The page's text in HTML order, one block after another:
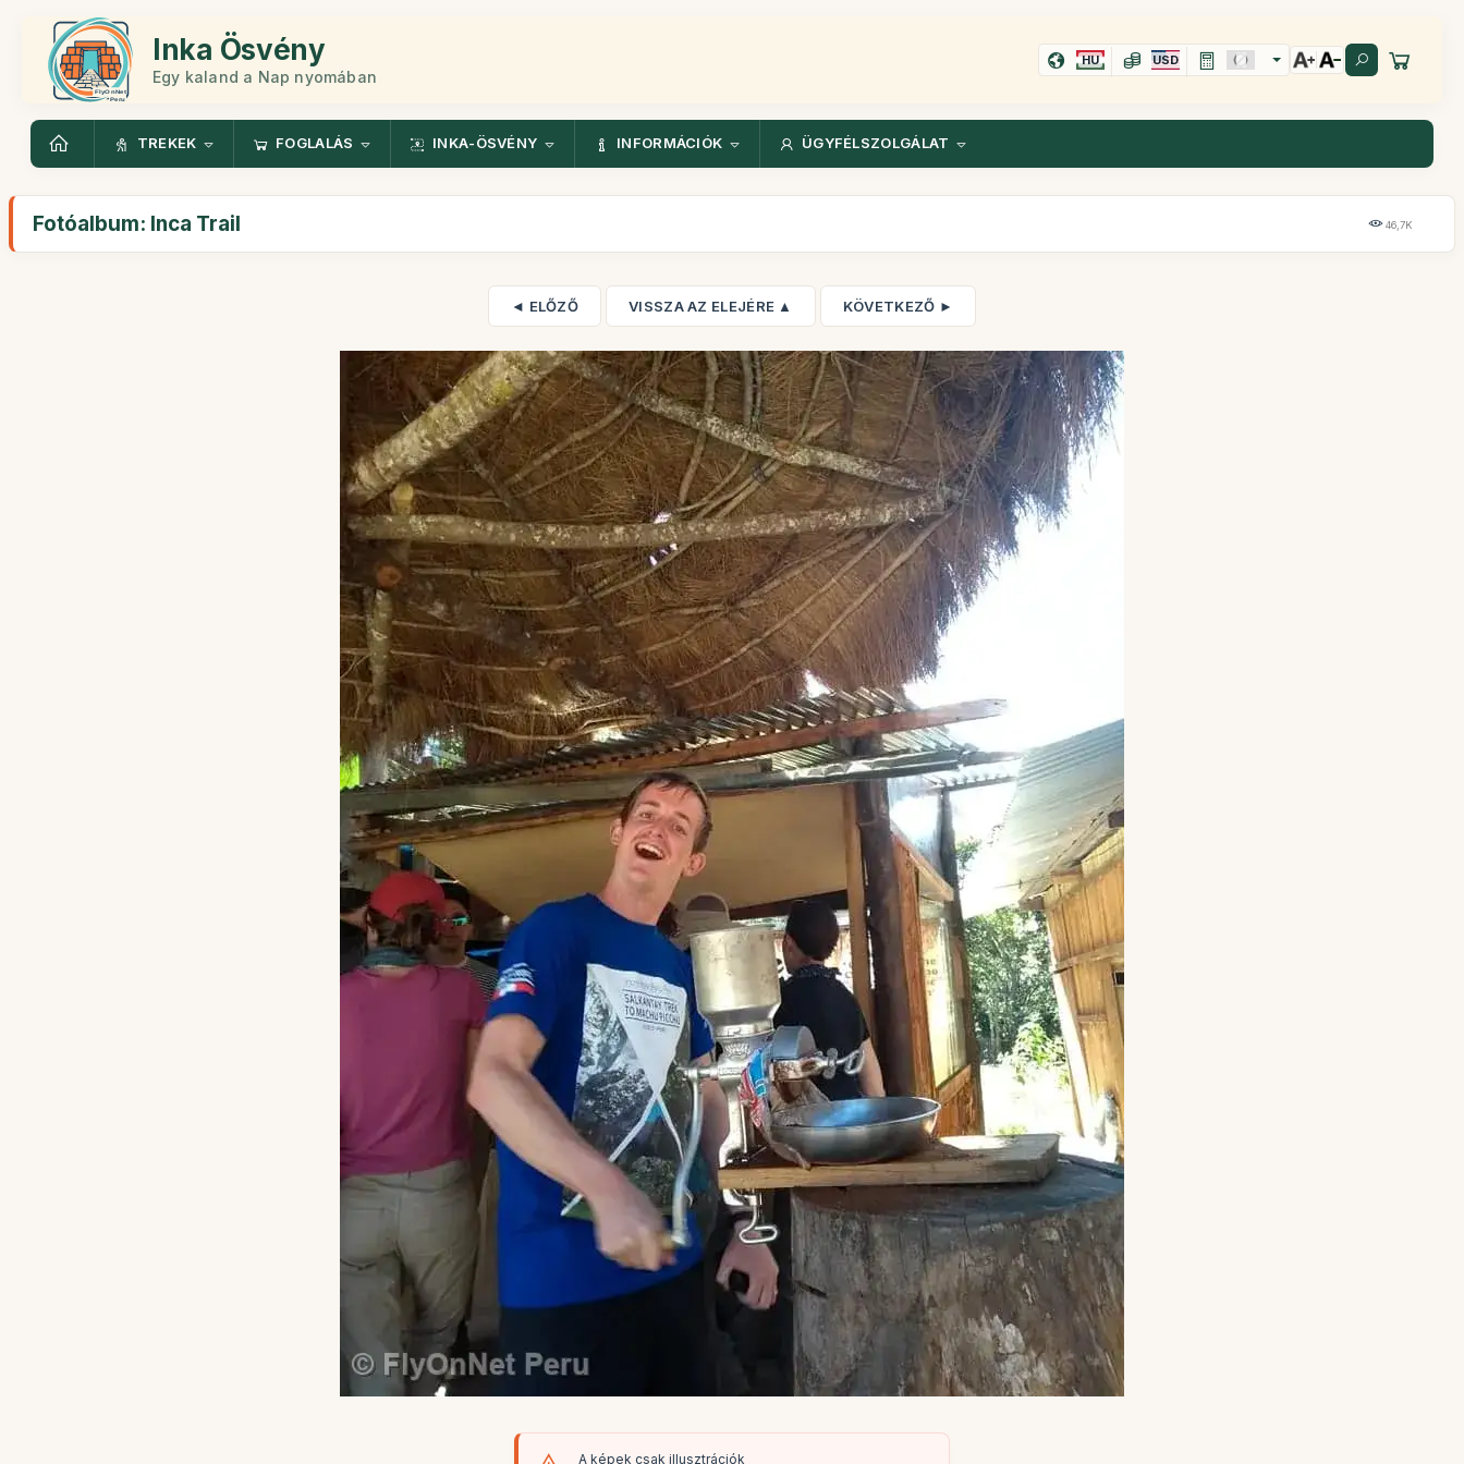
Inka Ösvény
Egy kaland a Nap nyomában
HU USD
TREKEK FOGLALÁS INKA-ÖSVÉNY INFORMÁCIÓK ÜGYFÉLSZOLGÁLAT
Fotóalbum: Inca Trail 46,7K
◄ ELŐZŐ VISSZA AZ ELEJÉRE ▲ KÖVETKEZŐ ►
A képek csak illusztrációk